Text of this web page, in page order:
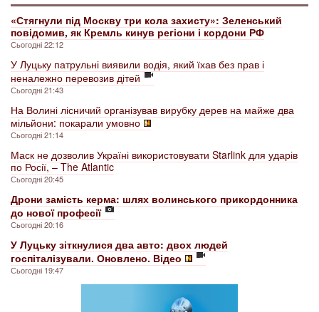
«Стягнули під Москву три кола захисту»: Зеленський
повідомив, як Кремль кинув регіони і кордони РФ
Сьогодні 22:12
У Луцьку патрульні виявили водія, який їхав без прав і
неналежно перевозив дітей
Сьогодні 21:43
На Волині лісничий організував вирубку дерев на майже два
мільйони: покарали умовно
Сьогодні 21:14
Маск не дозволив Україні використовувати Starlink для ударів
по Росії, – The Atlantic
Сьогодні 20:45
Дрони замість керма: шлях волинського прикордонника
до нової професії
Сьогодні 20:16
У Луцьку зіткнулися два авто: двох людей
госпіталізували. Оновлено. Відео
Сьогодні 19:47